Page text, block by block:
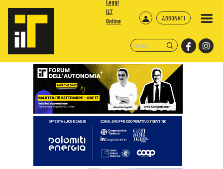
ABBONATI
Leggi
ILT
Online